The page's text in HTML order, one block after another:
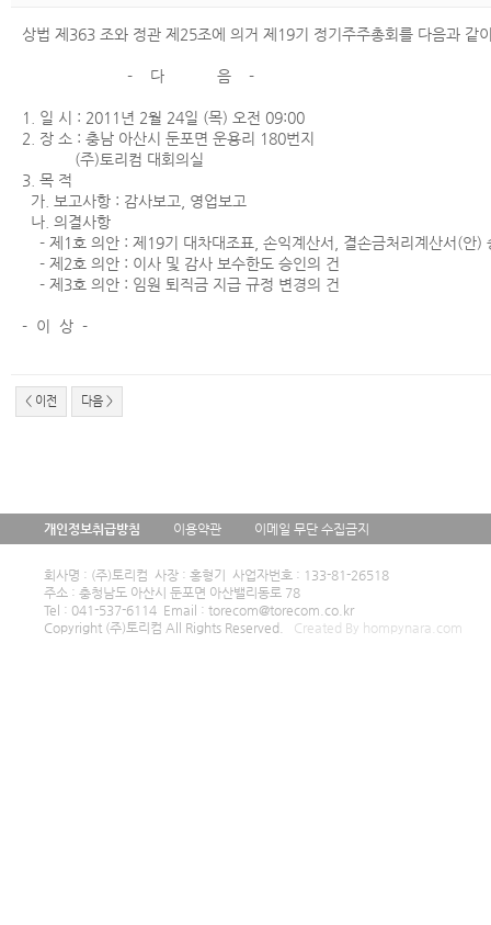
상법 제363 조와 정관 제25조에 의거 제19기 정기주주총회를 다음과 같
- 다 음 -
1. 일 시 : 2011년 2월 24일 (목) 오전 09:00
2. 장 소 : 충남 아산시 둔포면 운용리 180번지
(주)토리컴 대회의실
3. 목 적
가. 보고사항 : 감사보고, 영업보고
나. 의결사항
- 제1호 의안 : 제19기 대차대조표, 손익계산서, 결손금처리계산서(안)
- 제2호 의안 : 이사 및 감사 보수한도 승인의 건
- 제3호 의안 : 임원 퇴직금 지급 규정 변경의 건
- 이 상 -
< 이전 다음 >
개인정보취급방침 이용약관 이메일 무단 수집금지
회사명 : (주)토리컴 사장 : 홍형기 사업자번호 : 133-81-26518
주소 : 충청남도 아산시 둔포면 아산밸리동로 78
Tel : 041-537-6114 Email : torecom@torecom.co.kr
Copyright (주)토리컴 All Rights Reserved. Created By hompynara.com